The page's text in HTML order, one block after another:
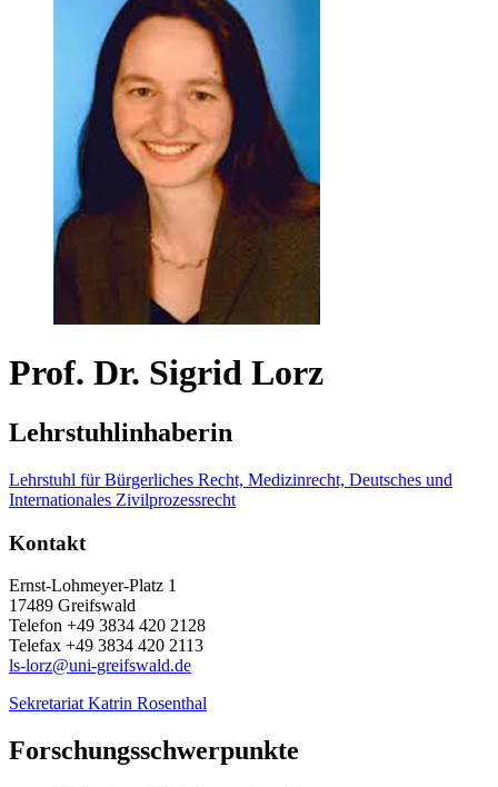
Prof. Dr. Sigrid Lorz
Lehrstuhlinhaberin
Lehrstuhl für Bürgerliches Recht, Medizinrecht, Deutsches und
Internationales Zivilprozessrecht
Kontakt
Ernst-Lohmeyer-Platz 1
17489 Greifswald
Telefon +49 3834 420 2128
Telefax +49 3834 420 2113
ls-lorz@uni-greifswald.de
Sekretariat Katrin Rosenthal
Forschungsschwerpunkte